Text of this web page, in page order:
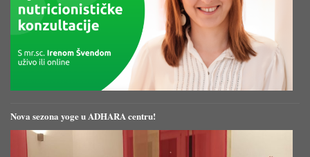
Nova sezona yoge u ADHARA centru!